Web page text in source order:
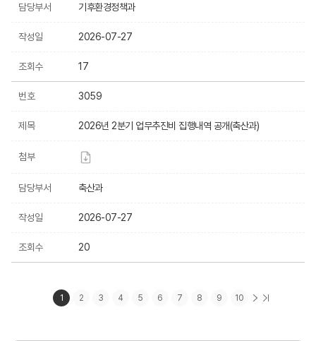
담당부서 기후환경정책과
작성일 2026-07-27
조회수 17
번호 3059
제목 2026년 2분기 업무추진비 집행내역 공개(축산과)
첨부
담당부서 축산과
작성일 2026-07-27
조회수 20
1 2 3 4 5 6 7 8 9 10